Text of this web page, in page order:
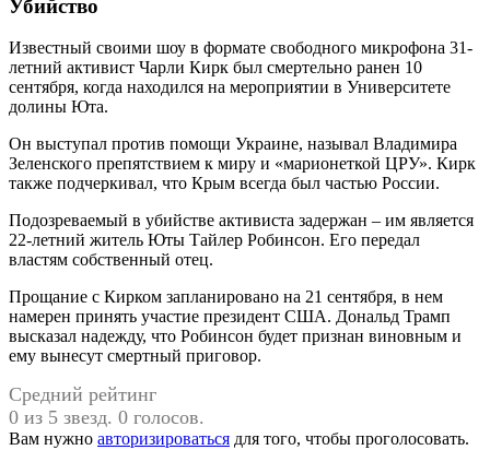
Убийство
Известный своими шоу в формате свободного микрофона 31-
летний активист Чарли Кирк был смертельно ранен 10
сентября, когда находился на мероприятии в Университете
долины Юта.
Он выступал против помощи Украине, называл Владимира
Зеленского препятствием к миру и «марионеткой ЦРУ». Кирк
также подчеркивал, что Крым всегда был частью России.
Подозреваемый в убийстве активиста задержан – им является
22-летний житель Юты Тайлер Робинсон. Его передал
властям собственный отец.
Прощание с Кирком запланировано на 21 сентября, в нем
намерен принять участие президент США. Дональд Трамп
высказал надежду, что Робинсон будет признан виновным и
ему вынесут смертный приговор.
Средний рейтинг
0 из 5 звезд. 0 голосов.
Вам нужно авторизироваться для того, чтобы проголосовать.